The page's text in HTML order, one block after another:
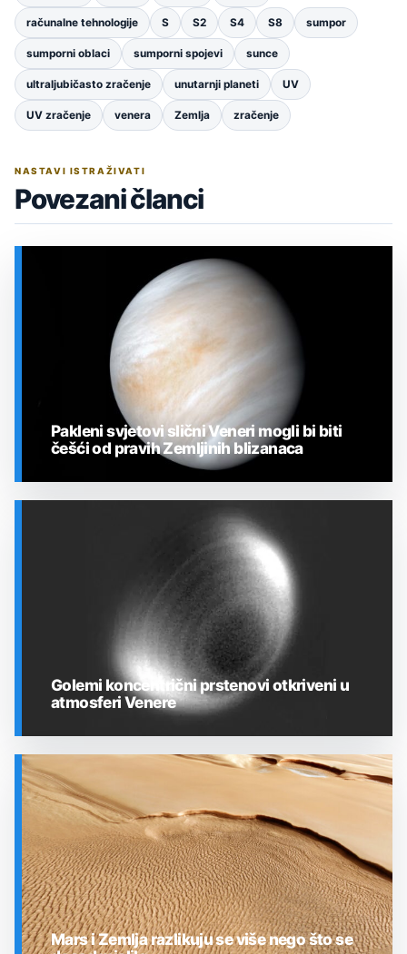
računalne tehnologije S S2 S4 S8 sumpor
sumporni oblaci sumporni spojevi sunce
ultraljubičasto zračenje unutarnji planeti UV
UV zračenje venera Zemlja zračenje
NASTAVI ISTRAŽIVATI
Povezani članci
Pakleni svjetovi slični Veneri mogli bi biti
češći od pravih Zemljinih blizanaca
SVEMIR
Golemi koncentrični prstenovi otkriveni u
atmosferi Venere
Mars i Zemlja razlikuju se više nego što se